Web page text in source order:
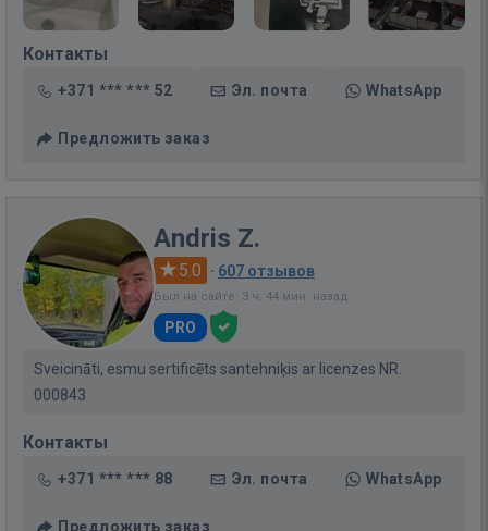
Контакты
+371 *** *** 52 Эл. почта WhatsApp
Предложить заказ
Andris Z.
5.0 · 607 отзывов
Был на сайте: 3 ч. 44 мин. назад
PRO
Sveicināti, esmu sertificēts santehniķis ar licenzes NR.
000843
Контакты
+371 *** *** 88 Эл. почта WhatsApp
Предложить заказ